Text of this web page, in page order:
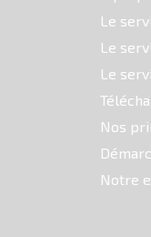
Le
Le
Le
Nos
Notre